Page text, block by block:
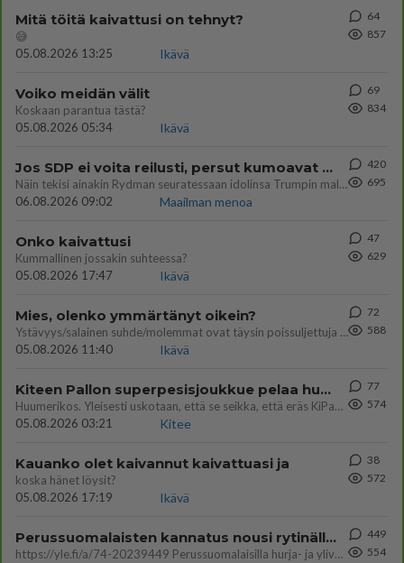
Mitä töitä kaivattusi on tehnyt?
😅
05.08.2026 13:25
Ikävä
64
857
Voiko meidän välit
Koskaan parantua tästä?
05.08.2026 05:34
Ikävä
69
834
Jos SDP ei voita reilusti, persut kumoavat demokratian Suomesta
Näin tekisi ainakin Rydman seuratessaan idolinsa Trumpin mallia https://www.is.fi/politiikka/art-2000012187244.html
06.08.2026 09:02
Maailman menoa
420
695
Onko kaivattusi
Kummallinen jossakin suhteessa?
05.08.2026 17:47
Ikävä
47
629
Mies, olenko ymmärtänyt oikein?
Ystävyys/salainen suhde/molemmat ovat täysin poissuljettuja asioita? Nainen
05.08.2026 11:40
Ikävä
72
588
Kiteen Pallon superpesisjoukkue pelaa huumeiden vaikutuksen alaisena
Huumerikos. Yleisesti uskotaan, että se seikka, että eräs KiPan pelaaja kärähtää huumeista, on vain jäävuoren huippu. M
05.08.2026 03:21
Kitee
77
574
Kauanko olet kaivannut kaivattuasi ja
koska hänet löysit?
05.08.2026 17:19
Ikävä
38
572
Perussuomalaisten kannatus nousi rytinällä Ylen tänään julkaisemassa tuoreimmassa gallup-kyselyssä.
https://yle.fi/a/74-20239449 Perussuomalaisilla hurja- ja ylivoimaisesti suurin nousu tässä uudessa Ylen gallupissa. Kyl
449
554